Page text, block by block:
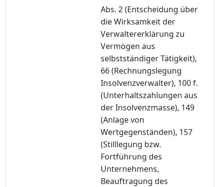
Abs. 2 (Entscheidung über
die Wirksamkeit der
Verwaltererklärung zu
Vermögen aus
selbstständiger Tätigkeit),
66 (Rechnungslegung
Insolvenzverwalter), 100 f.
(Unterhaltszahlungen aus
der Insolvenzmasse), 149
(Anlage von
Wertgegenständen), 157
(Stilllegung bzw.
Fortführung des
Unternehmens,
Beauftragung des